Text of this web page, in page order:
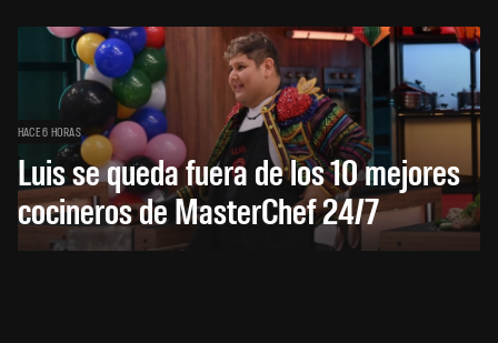
HACE 6 HORAS
Luis se queda fuera de los 10 mejores
cocineros de MasterChef 24/7